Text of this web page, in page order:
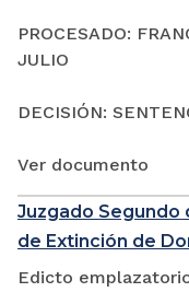
PROCESADO:
JULIO
DECISIÓN:
Ver documento
Juzgado Segundo
de Extinción de
Edicto